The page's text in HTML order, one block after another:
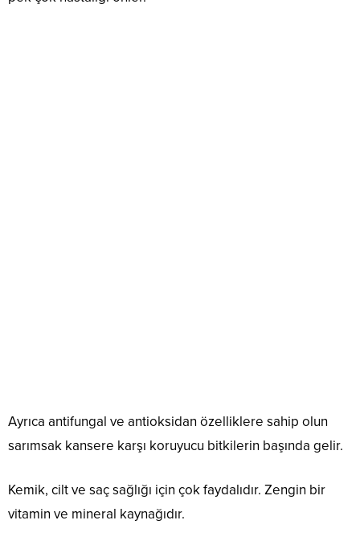
Ayrıca antifungal ve antioksidan özelliklere sahip olun
sarımsak kansere karşı koruyucu bitkilerin başında gelir.
Kemik, cilt ve saç sağlığı için çok faydalıdır. Zengin bir
vitamin ve mineral kaynağıdır.